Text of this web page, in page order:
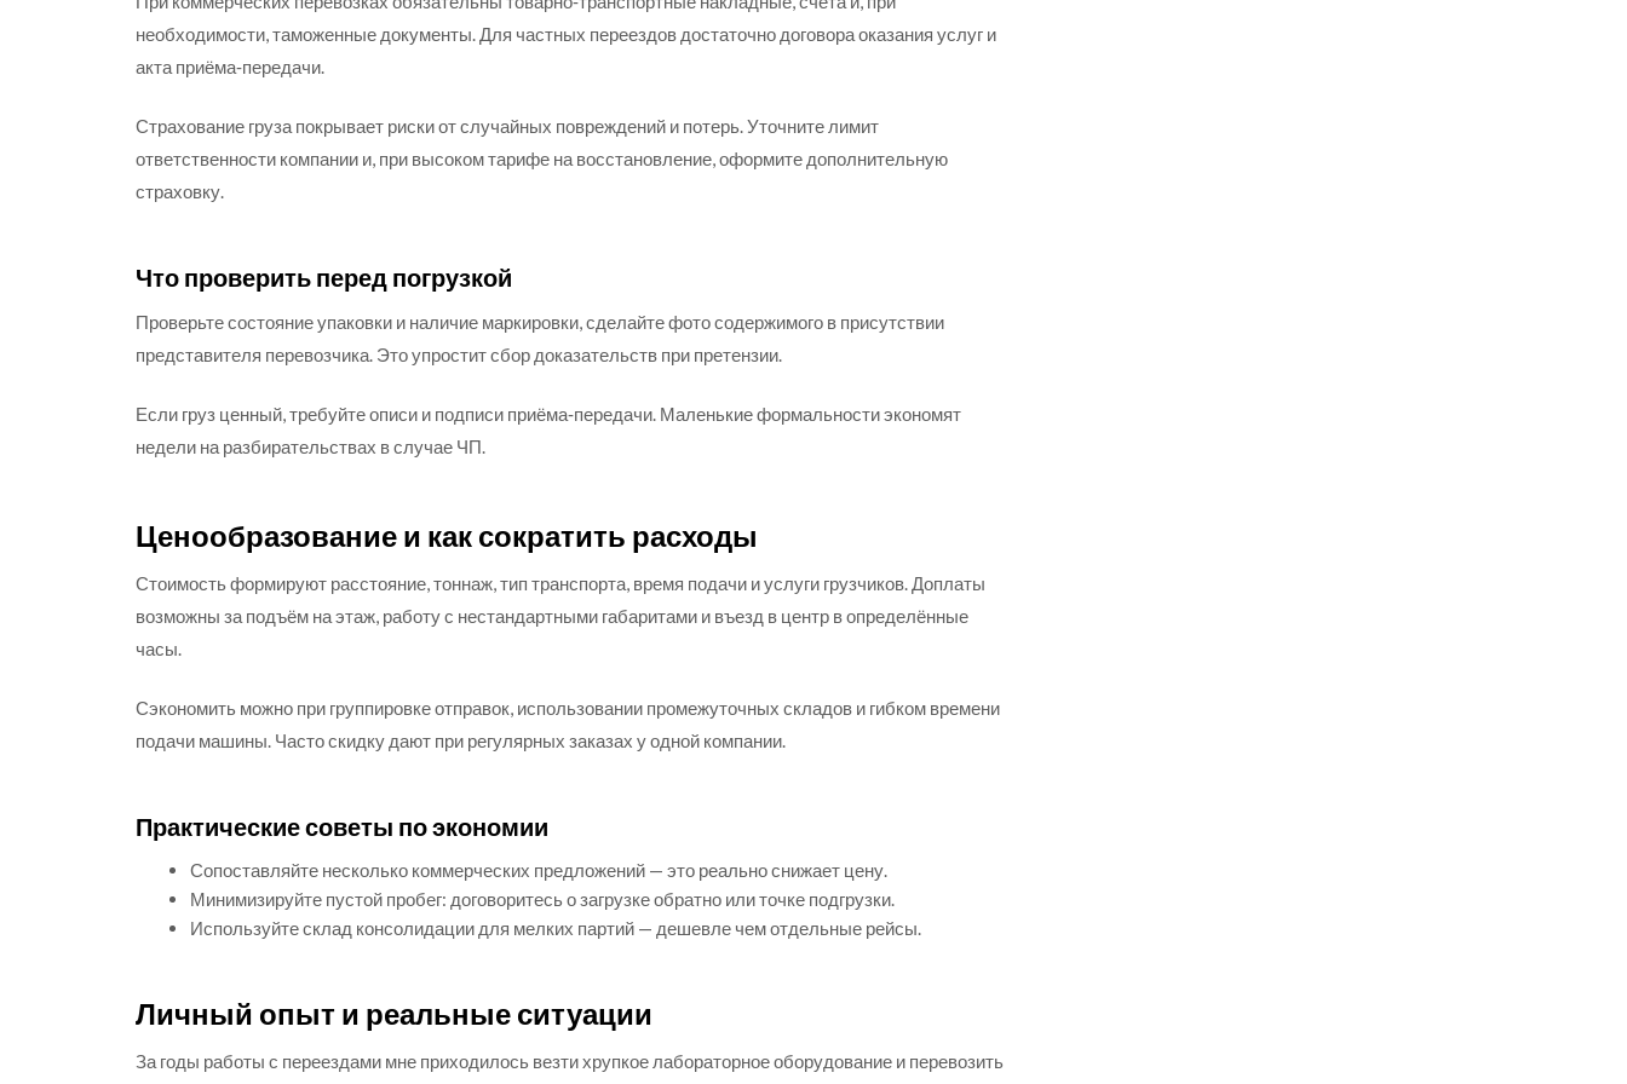
необходимости, таможенные документы. Для частных переездов достаточно договора оказания услуг и
акта приёма‑передачи.
Страхование груза покрывает риски от случайных повреждений и потерь. Уточните лимит
ответственности компании и, при высоком тарифе на восстановление, оформите дополнительную
страховку.
Что проверить перед погрузкой
Проверьте состояние упаковки и наличие маркировки, сделайте фото содержимого в присутствии
представителя перевозчика. Это упростит сбор доказательств при претензии.
Если груз ценный, требуйте описи и подписи приёма‑передачи. Маленькие формальности экономят
недели на разбирательствах в случае ЧП.
Ценообразование и как сократить расходы
Стоимость формируют расстояние, тоннаж, тип транспорта, время подачи и услуги грузчиков. Доплаты
возможны за подъём на этаж, работу с нестандартными габаритами и въезд в центр в определённые
часы.
Сэкономить можно при группировке отправок, использовании промежуточных складов и гибком времени
подачи машины. Часто скидку дают при регулярных заказах у одной компании.
Практические советы по экономии
Сопоставляйте несколько коммерческих предложений — это реально снижает цену.
Минимизируйте пустой пробег: договоритесь о загрузке обратно или точке подгрузки.
Используйте склад консолидации для мелких партий — дешевле чем отдельные рейсы.
Личный опыт и реальные ситуации
За годы работы с переездами мне приходилось везти хрупкое лабораторное оборудование и перевозить